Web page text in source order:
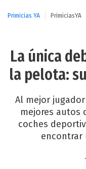
Primicias YA PrimiciasYA
La única
la pelota:
Al mejor
mejores autos
coches
encontrar